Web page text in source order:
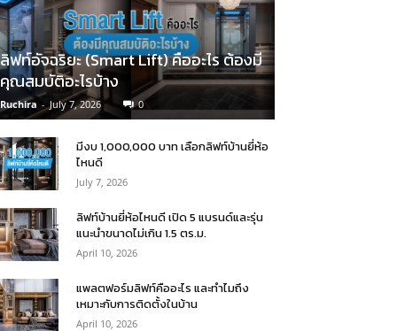
ลิฟท์อัจฉริยะ (Smart Lift) คืออะไร ต้องมี
คุณสมบัติอะไรบ้าง
Ruchira - July 7, 2026 0
มีงบ 1,000,000 บาท เลือกลิฟท์บ้านยี่ห้อ
ไหนดี
July 7, 2026
ลิฟท์บ้านยี่ห้อไหนดี เปิด 5 แบรนด์และรุ่น
แนะนำขนาดไม่เกิน 1.5 ตร.ม.
April 10, 2026
แพลตฟอร์มลิฟท์คืออะไร และทำไมถึง
เหมาะกับการติดตั้งในบ้าน
April 10, 2026